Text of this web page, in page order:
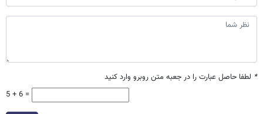
* لطفا حاصل عبارت را در جعبه متن روبرو وارد کنید
5 + 6 =